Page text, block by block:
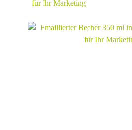
für Ihr Marketing